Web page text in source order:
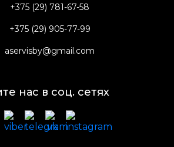
+375 (29) 781-67-58
+375 (29) 905-77-99
aservisby@gmail.com
нас в соц. сетях